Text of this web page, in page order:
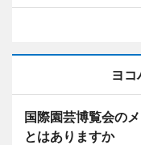
ヨ
国際園芸博覧会の
とはありますか